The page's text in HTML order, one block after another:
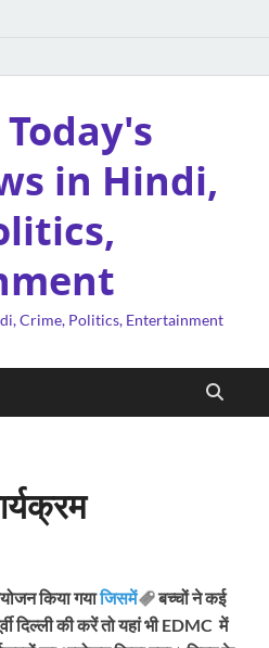
in Hindi,
Crime, Politics, Entertainment
किया गयाजिसमें
बच्चों ने कई
दिल्ली की करें तो यहां भीEDMCमें